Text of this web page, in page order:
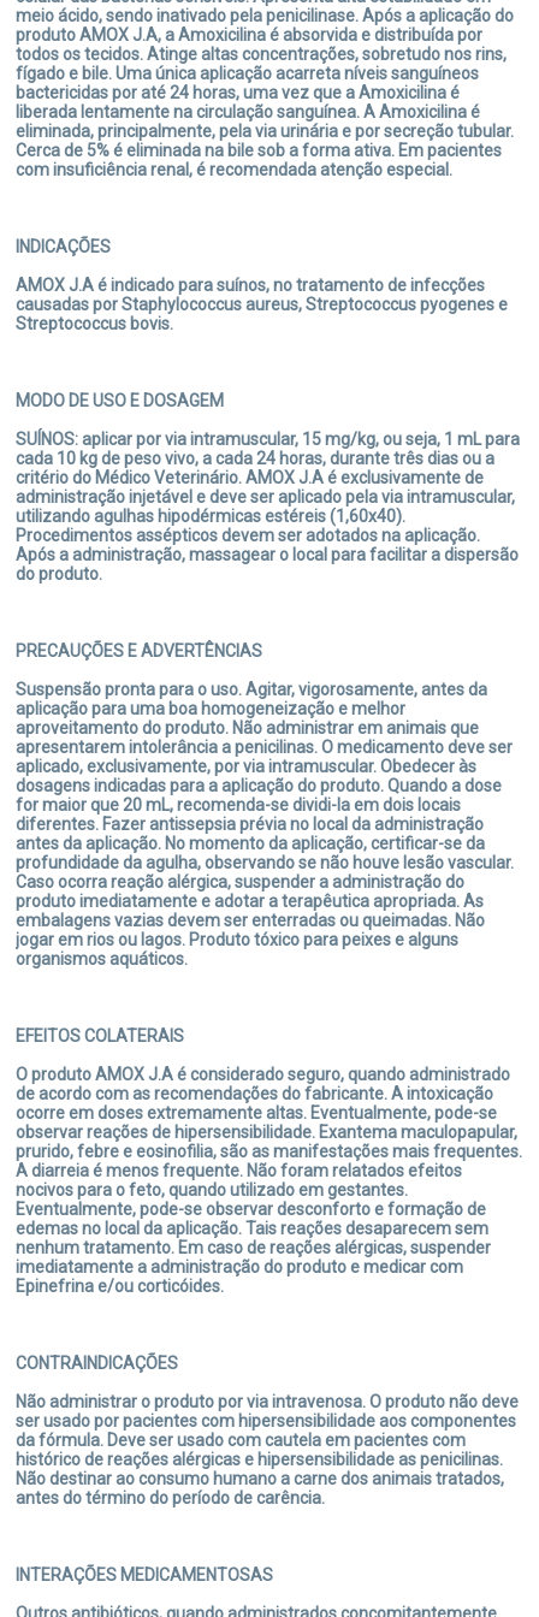
EFEITOS COLATERAIS
O produto AMOX J.A é considerado seguro, quando administrado
de acordo com as recomendações do fabricante. A intoxicação
ocorre em doses extremamente altas. Eventualmente, pode-se
observar reações de hipersensibilidade. Exantema maculopapular,
prurido, febre e eosinofilia, são as manifestações mais frequentes.
A diarreia é menos frequente. Não foram relatados efeitos
edemas no local da aplicação. Tais reações desaparecem sem
nenhum tratamento. Em caso de reações alérgicas, suspender
imediatamente a administração do produto e medicar com
Epinefrina e/ou corticóides.
ser usado por pacientes com hipersensibilidade aos componentes
da fórmula. Deve ser usado com cautela em pacientes com
histórico de reações alérgicas e hipersensibilidade as penicilinas.
Não destinar ao consumo humano a carne dos animais tratados,
antes do término do período de carência.
INTERAÇÕES MEDICAMENTOSAS
com o produto AMOX J.A, podem agir como agentes sinergéticos
ou antagonistas, devido a presença do ativo Amoxicilina. Podem
causar antagonismo, caso haja associação das penicilinas com
antibióticos bacteriostáticos, que inibem a síntese proteica das
bactérias, como Cloranfenicol, tetraciclinas, lincosamidas e os
macrolídeos. A Amoxicilina pode, também, interagir com
Probenicida, Alopurinol e Digoxina. A Probenicida diminui a taxa de
eliminação do antibiótico, aumentando seus níveis no sangue. O
Alopurinol pode aumentar a probabilidade de ocorrência de
reações alérgicas na pele.
CONDIÇÕES DE ARMAZENAMENTO
Conservar em local seco e fresco, à temperatura ambiente entre
15 ºC e 30 ºC, ao abrigo da luz solar, fora do alcance de crianças e
animais domésticos. Utilizar o produto até 12 meses após a
ATENÇÃO: OBEDECER AO SEGUINTE PERÍODO DE CARÊNCIA
SUÍNOS:
ABATE: O ABATE DOS ANIMAIS TRATADOS COM ESTE PRODUTO
SOMENTE DEVE SER REALIZADO 15 DIAS APÓS A ÚLTIMA
APLICAÇÃO.
A UTILIZAÇÃO DO PRODUTO EM CONDIÇÕES DIFERENTES DAS
TORNANDO O ALIMENTO DE ORIGEM ANIMAL IMPRÓPRIO PARA O
meio ácido, sendo inativado pela penicilinase. Após a aplicação do
produto AMOX J.A, a Amoxicilina é absorvida e distribuída por
todos os tecidos. Atinge altas concentrações, sobretudo nos rins,
fígado e bile. Uma única aplicação acarreta níveis sanguíneos
bactericidas por até 24 horas, uma vez que a Amoxicilina é
liberada lentamente na circulação sanguínea. A Amoxicilina é
eliminada, principalmente, pela via urinária e por secreção tubular.
Cerca de 5% é eliminada na bile sob a forma ativa. Em pacientes
com insuficiência renal, é recomendada atenção especial.
INDICAÇÕES
AMOX J.A é indicado para suínos, no tratamento de infecções
causadas por Staphylococcus aureus, Streptococcus pyogenes e
Streptococcus bovis.
MODO DE USO E DOSAGEM
SUÍNOS: aplicar por via intramuscular, 15 mg/kg, ou seja, 1 mL para
cada 10 kg de peso vivo, a cada 24 horas, durante três dias ou a
critério do Médico Veterinário. AMOX J.A é exclusivamente de
administração injetável e deve ser aplicado pela via intramuscular,
utilizando agulhas hipodérmicas estéreis (1,60x40).
Procedimentos assépticos devem ser adotados na aplicação.
Após a administração, massagear o local para facilitar a dispersão
do produto.
PRECAUÇÕES E ADVERTÊNCIAS
Suspensão pronta para o uso. Agitar, vigorosamente, antes da
aplicação para uma boa homogeneização e melhor
aproveitamento do produto. Não administrar em animais que
apresentarem intolerância a penicilinas. O medicamento deve ser
aplicado, exclusivamente, por via intramuscular. Obedecer às
dosagens indicadas para a aplicação do produto. Quando a dose
for maior que 20 mL, recomenda-se dividi-la em dois locais
diferentes. Fazer antissepsia prévia no local da administração
antes da aplicação. No momento da aplicação, certificar-se da
profundidade da agulha, observando se não houve lesão vascular.
Caso ocorra reação alérgica, suspender a administração do
produto imediatamente e adotar a terapêutica apropriada. As
embalagens vazias devem ser enterradas ou queimadas. Não
jogar em rios ou lagos. Produto tóxico para peixes e alguns
organismos aquáticos.
EFEITOS COLATERAIS
O produto AMOX J.A é considerado seguro, quando administrado
de acordo com as recomendações do fabricante. A intoxicação
ocorre em doses extremamente altas. Eventualmente, pode-se
observar reações de hipersensibilidade. Exantema maculopapular,
prurido, febre e eosinofilia, são as manifestações mais frequentes.
A diarreia é menos frequente. Não foram relatados efeitos
nocivos para o feto, quando utilizado em gestantes.
Eventualmente, pode-se observar desconforto e formação de
edemas no local da aplicação. Tais reações desaparecem sem
nenhum tratamento. Em caso de reações alérgicas, suspender
imediatamente a administração do produto e medicar com
Epinefrina e/ou corticóides.
CONTRAINDICAÇÕES
Não administrar o produto por via intravenosa. O produto não deve
ser usado por pacientes com hipersensibilidade aos componentes
da fórmula. Deve ser usado com cautela em pacientes com
histórico de reações alérgicas e hipersensibilidade as penicilinas.
Não destinar ao consumo humano a carne dos animais tratados,
antes do término do período de carência.
INTERAÇÕES MEDICAMENTOSAS